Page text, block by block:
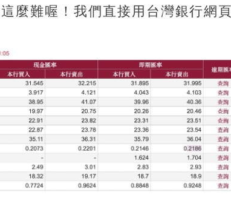
麼難喔！我們直接用台灣銀行網